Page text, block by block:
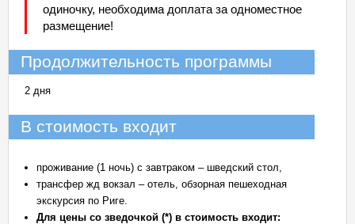
одиночку, необходима доплата за одноместное
размещение!
Продолжительность программы
2 дня
В стоимость входит
проживание (1 ночь) с завтраком – шведский стол,
трансфер жд вокзал – отель, обзорная пешеходная
экскурсия по Риге.
Для цены со зведочкой (*) в стоимость входит: